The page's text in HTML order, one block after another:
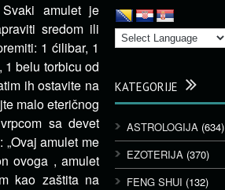
amulet je
sredom ili
1 ćilibar, 1
1 belu torbicu od
ih ostavite na
malo eteričnog
sa devet
amulet me
ovoga , amulet
kao zaštita na
KATEGORIJE
ASTROLOGIJA (634)
EZOTERIJA (370)
FENG SHUI (132)